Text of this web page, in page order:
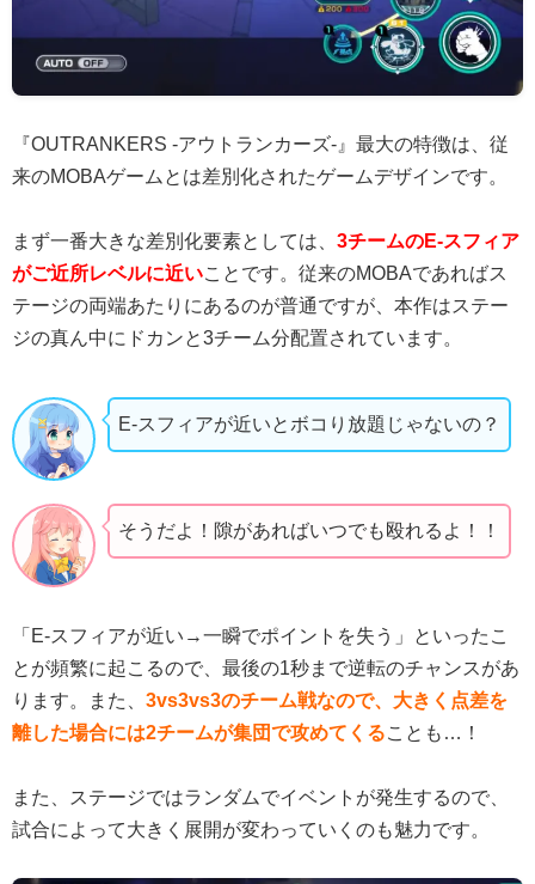
『OUTRANKERS -アウトランカーズ-』最大の特徴は、従
来のMOBAゲームとは差別化されたゲームデザインです。
まず一番大きな差別化要素としては、 3チームのE-スフィア
がご近所レベルに近いことです。従来のMOBAであればス
テージの両端あたりにあるのが普通ですが、本作はステー
ジの真ん中にドカンと3チーム分配置されています。
E-スフィアが近いとボコり放題じゃないの？
そうだよ！隙があればいつでも殴れるよ！！
「E-スフィアが近い→一瞬でポイントを失う」といったこ
とが頻繁に起こるので、最後の1秒まで逆転のチャンスがあ
ります。また、 3vs3vs3のチーム戦なので、大きく点差を
離した場合には2チームが集団で攻めてくることも…！
また、ステージではランダムでイベントが発生するので、
試合によって大きく展開が変わっていくのも魅力です。